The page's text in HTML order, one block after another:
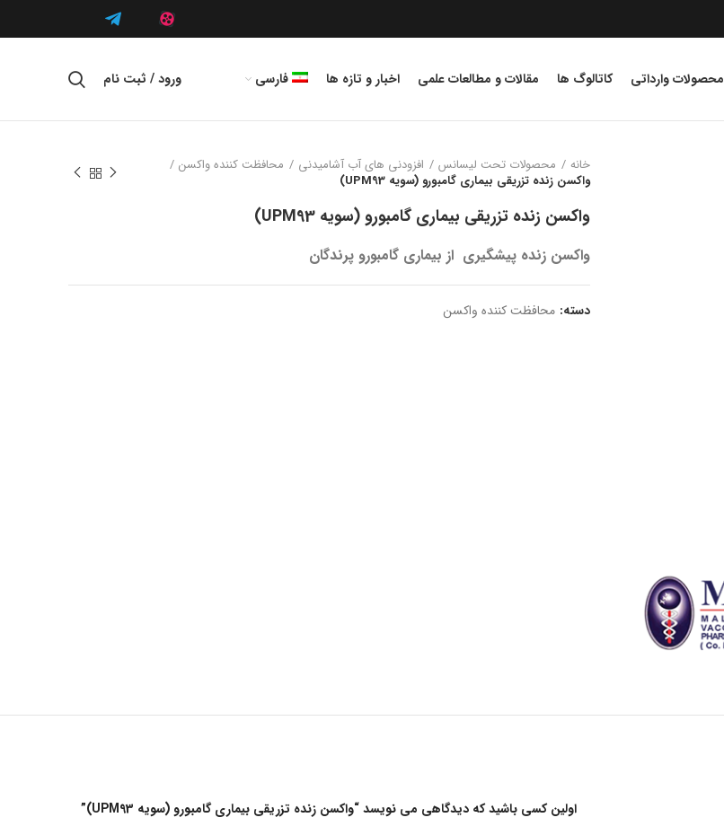
محصولات وارداتی کاتالوگ ها مقالات و مطالعات علمی اخبار و تازه ها فارسی ورود / ثبت نام
خانه محصولات تحت لیسانس افزودنی های آب آشامیدنی
محافظت کننده واکسن
واکسن زنده تزریقی بیماری گامبورو (سویه UPM93)
واکسن زنده تزریقی بیماری گامبورو (سویه UPM93)
واکسن زنده پیشگیری از بیماری گامبورو پرندگان
دسته: محافظت کننده واکسن
اولین کسی باشید که دیدگاهی می نویسد “واکسن زنده تزریقی بیماری گامبورو (سویه UPM93)”